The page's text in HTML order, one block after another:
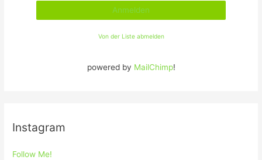
Von der Liste abmelden
powered by MailChimp!
Instagram
Follow Me!